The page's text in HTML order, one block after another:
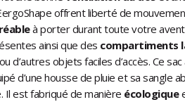
offrent liberté de
à porter durant toute votre
ainsi que des compartiments
objets faciles d’accès. Ce
d’une housse de pluie et sa sangle
Il est fabriqué de manière écologique